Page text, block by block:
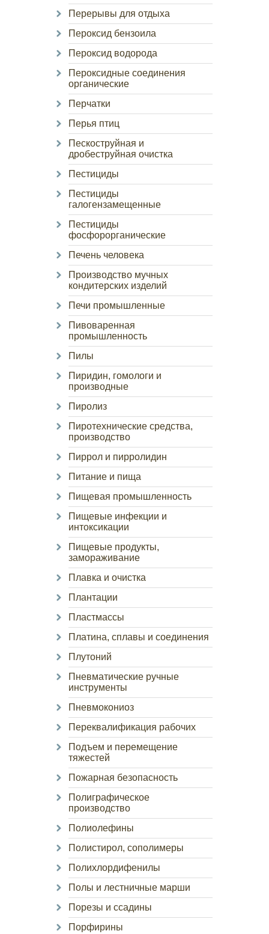
Перерывы для отдыха
Пероксид бензоила
Пероксид водорода
Пероксидные соединения
органические
Перчатки
Перья птиц
Пескоструйная и
дробеструйная очистка
Пестициды
Пестициды
галогензамещенные
Пестициды
фосфорорганические
Печень человека
Производство мучных
кондитерских изделий
Печи промышленные
Пивоваренная
промышленность
Пилы
Пиридин, гомологи и
производные
Пиролиз
Пиротехнические средства,
производство
Пиррол и пирролидин
Питание и пища
Пищевая промышленность
Пищевые инфекции и
интоксикации
Пищевые продукты,
замораживание
Плавка и очистка
Плантации
Пластмассы
Платина, сплавы и соединения
Плутоний
Пневматические ручные
инструменты
Пневмокониоз
Переквалификация рабочих
Подъем и перемещение
тяжестей
Пожарная безопасность
Полиграфическое
производство
Полиолефины
Полистирол, сополимеры
Полихлордифенилы
Полы и лестничные марши
Порезы и ссадины
Порфирины